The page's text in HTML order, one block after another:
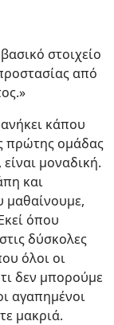
στοιχείο
από
κάπου
πρώτης ομάδας
μοναδική.
και
μαθαίνουμε,
όπου
δύσκολες
όλοι οι
δεν μπορούμε
αγαπημένοι
μακριά.